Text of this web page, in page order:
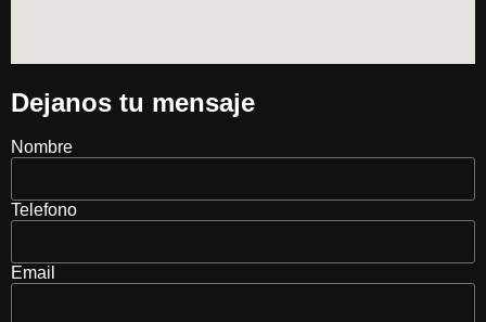
Dejanos tu mensaje
Nombre
Telefono
Email